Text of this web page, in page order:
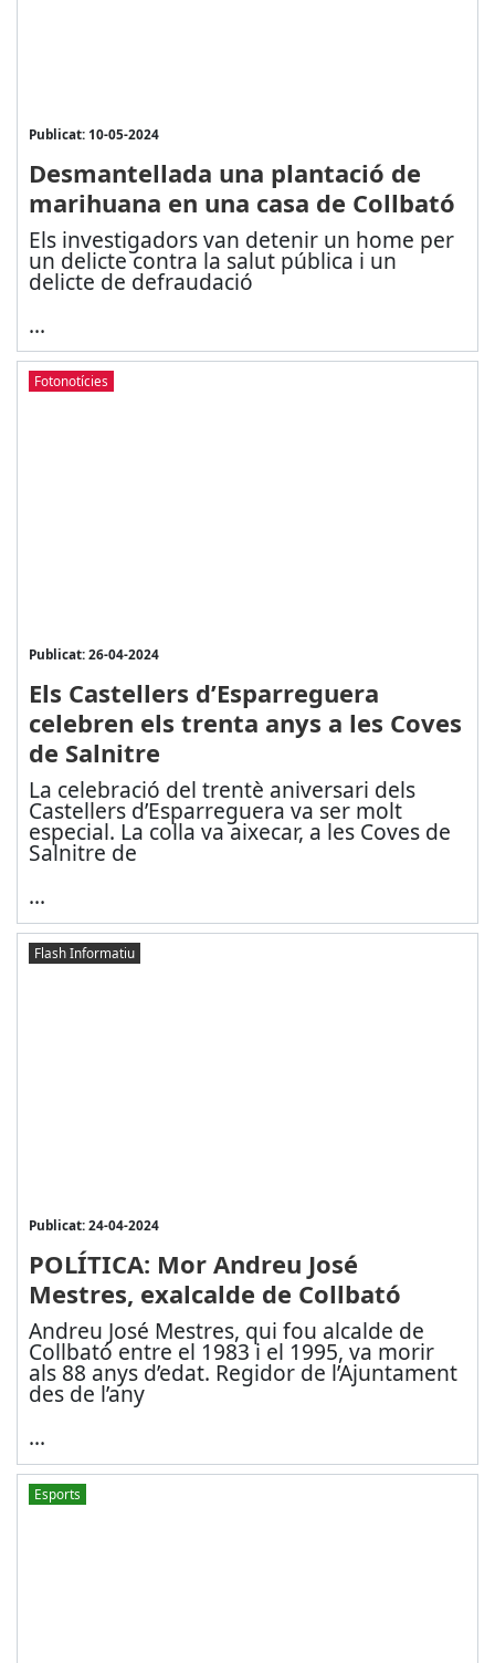
Publicat: 10-05-2024
Desmantellada una plantació de
marihuana en una casa de Collbató
Els investigadors van detenir un home per
un delicte contra la salut pública i un
delicte de defraudació
...
Fotonotícies
Publicat: 26-04-2024
Els Castellers d’Esparreguera
celebren els trenta anys a les Coves
de Salnitre
La celebració del trentè aniversari dels
Castellers d’Esparreguera va ser molt
especial. La colla va aixecar, a les Coves de
Salnitre de
...
Flash Informatiu
Publicat: 24-04-2024
POLÍTICA: Mor Andreu José
Mestres, exalcalde de Collbató
Andreu José Mestres, qui fou alcalde de
Collbató entre el 1983 i el 1995, va morir
als 88 anys d’edat. Regidor de l’Ajuntament
des de l’any
...
Esports